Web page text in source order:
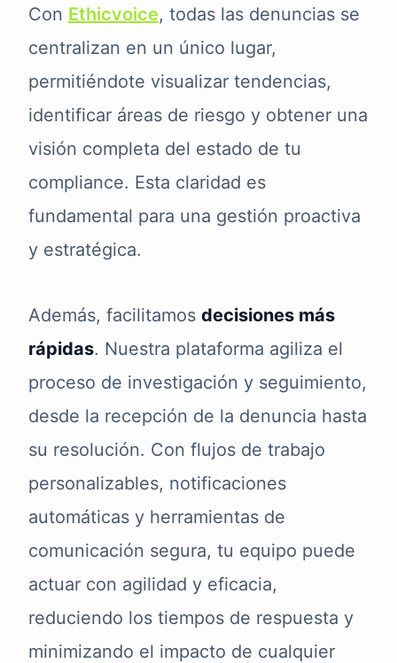
Con Ethicvoice, todas las denuncias se
centralizan en un único lugar,
permitiéndote visualizar tendencias,
identificar áreas de riesgo y obtener una
visión completa del estado de tu
compliance. Esta claridad es
fundamental para una gestión proactiva
y estratégica.
Además, facilitamos decisiones más
rápidas. Nuestra plataforma agiliza el
proceso de investigación y seguimiento,
desde la recepción de la denuncia hasta
su resolución. Con flujos de trabajo
personalizables, notificaciones
automáticas y herramientas de
comunicación segura, tu equipo puede
actuar con agilidad y eficacia,
reduciendo los tiempos de respuesta y
minimizando el impacto de cualquier